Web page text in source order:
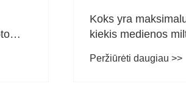
Koks yra maksimalus drėgmės
kiekis medienos milteliuose
Peržiūrėti daugiau >>